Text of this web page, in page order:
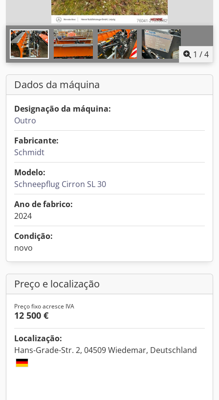
1 /4
Dados da máquina
Designação da máquina:
Outro
Fabricante:
Schmidt
Modelo:
Schneepflug Cirron SL 30
Ano de fabrico:
2024
Condição:
novo
Preço e localização
Preço fixo acresce IVA
12 500 €
Localização:
Hans-Grade-Str. 2, 04509 Wiedemar, Deutschland